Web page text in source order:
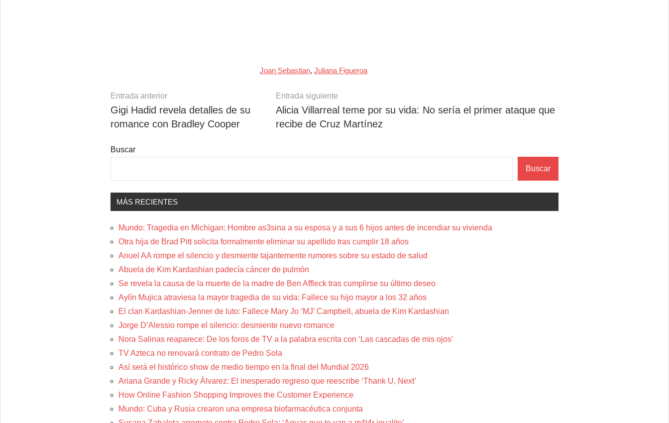
Joan Sebastian, Juliana Figueroa
Navegación
de
entradas
Entrada anterior
Gigi Hadid revela detalles de su
romance con Bradley Cooper
Entrada siguiente
Alicia Villarreal teme por su vida: No sería el primer ataque que
recibe de Cruz Martínez
Buscar
Buscar
MÁS RECIENTES
Mundo: Tragedia en Michigan: Hombre as3sina a su esposa y a sus 6 hijos antes de incendiar su vivienda
Otra hija de Brad Pitt solicita formalmente eliminar su apellido tras cumplir 18 años
Anuel AA rompe el silencio y desmiente tajantemente rumores sobre su estado de salud
Abuela de Kim Kardashian padecía cáncer de pulmón
Se revela la causa de la muerte de la madre de Ben Affleck tras cumplirse su último deseo
Aylín Mujica atraviesa la mayor tragedia de su vida: Fallece su hijo mayor a los 32 años
El clan Kardashian-Jenner de luto: Fallece Mary Jo ‘MJ’ Campbell, abuela de Kim Kardashian
Jorge D’Alessio rompe el silencio: desmiente nuevo romance
Nora Salinas reaparece: De los foros de TV a la palabra escrita con ‘Las cascadas de mis ojos’
TV Azteca no renovará contrato de Pedro Sola
Así será el histórico show de medio tiempo en la final del Mundial 2026
Ariana Grande y Ricky Álvarez: El inesperado regreso que reescribe ‘Thank U, Next’
How Online Fashion Shopping Improves the Customer Experience
Mundo: Cuba y Rusia crearon una empresa biofarmacéutica conjunta